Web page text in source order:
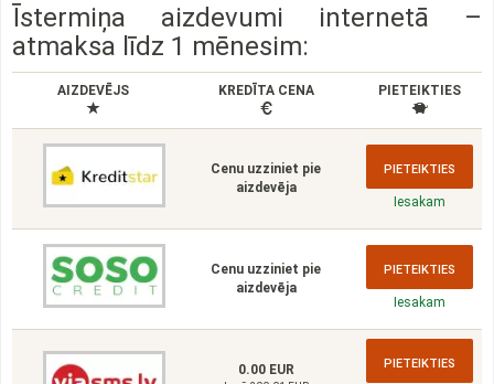
Īstermiņa aizdevumi internetā –
atmaksa līdz 1 mēnesim:
AIZDEVĒJS KREDĪTA CENA PIETEIKTIES
Cenu uzziniet pie
aizdevēja
PIETEIKTIES
Iesakam
Cenu uzziniet pie
aizdevēja
PIETEIKTIES
Iesakam
0.00 EUR PIETEIKTIES